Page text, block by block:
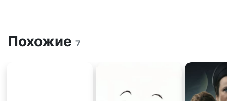
Похожие 7